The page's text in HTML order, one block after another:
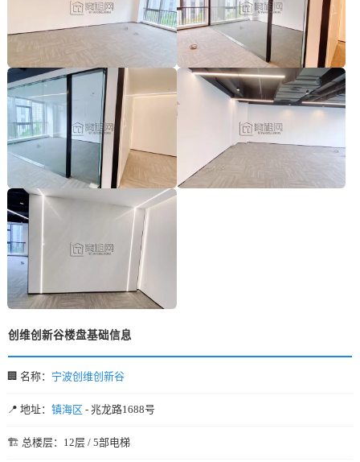
创维创新谷楼盘基础信息
🏢 名称： 宁波创维创新谷
📍 地址： 镇海区 - 兆龙路1688号
🏗️ 总楼层：12层 / 5部电梯